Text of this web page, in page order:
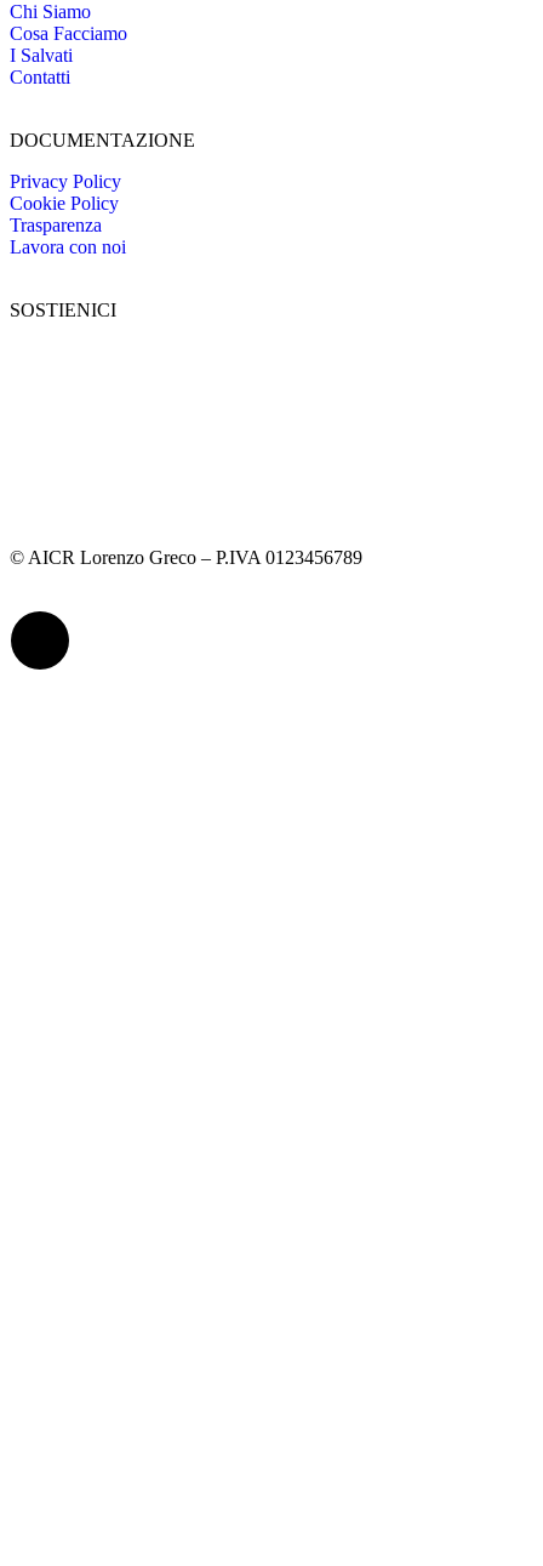
Chi Siamo
Cosa Facciamo
I Salvati
Contatti
DOCUMENTAZIONE
Privacy Policy
Cookie Policy
Trasparenza
Lavora con noi
SOSTIENICI
© AICR Lorenzo Greco – P.IVA 0123456789